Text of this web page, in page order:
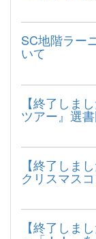
SC地階ラー
いて
【終了しま
ツアー』選
【終了しま
クリスマス
【終了しま